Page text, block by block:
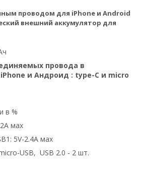
проводом для iPhone и Android
внешний аккумулятор для
провода в
и Андроид : type-C и micro
в %
мах
5V-2.4A мах
USB, USB 2.0 - 2 шт.